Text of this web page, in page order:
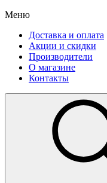
Меню
Доставка и оплата
Акции и скидки
Производители
О магазине
Контакты